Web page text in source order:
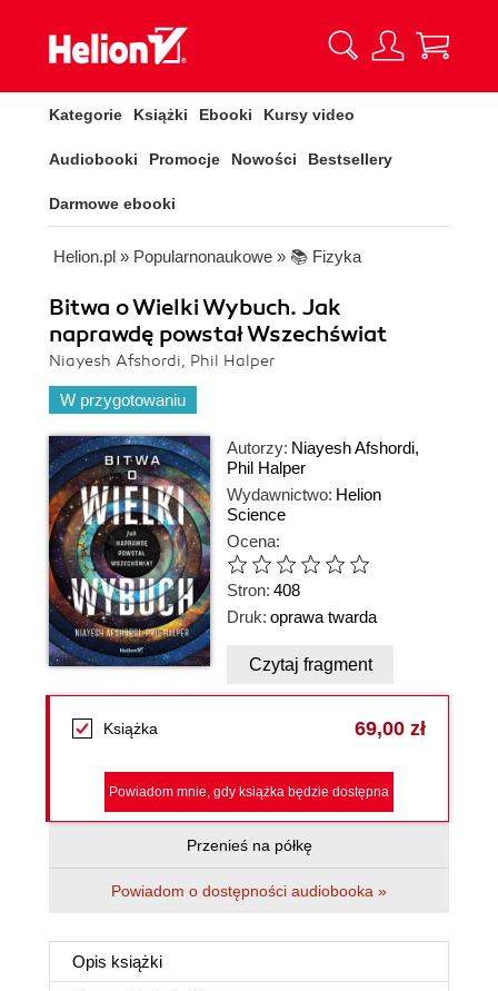
Kategorie Książki Ebooki Kursy video
Audiobooki Promocje Nowości Bestsellery
Darmowe ebooki
Helion.pl » Popularnonaukowe » 📚 Fizyka
Bitwa o Wielki Wybuch. Jak
naprawdę powstał Wszechświat
Niayesh Afshordi, Phil Halper
W przygotowaniu
Autorzy: Niayesh Afshordi,
Phil Halper
Wydawnictwo: Helion
Science
Ocena:
Stron: 408
Druk: oprawa twarda
Czytaj fragment
Książka 69,00 zł
Powiadom mnie, gdy książka będzie dostępna
Przenieś na półkę
Powiadom o dostępności audiobooka »
Opis książki